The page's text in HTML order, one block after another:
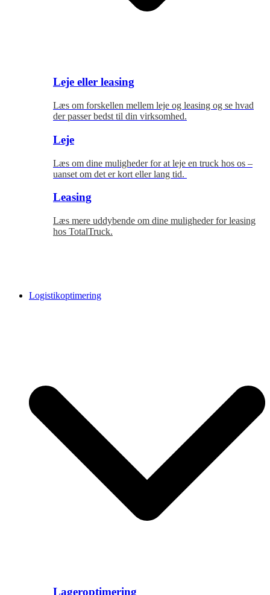
Leje eller leasing
Læs om forskellen mellem leje og leasing og se hvad
der passer bedst til din virksomhed.
Leje
Læs om dine muligheder for at leje en truck hos os –
uanset om det er kort eller lang tid.
Leasing
Læs mere uddybende om dine muligheder for leasing
hos TotalTruck.
Logistikoptimering
Lageroptimering